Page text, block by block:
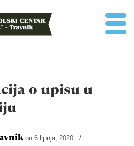
o upisu u
on 6 lipnja, 2020 /